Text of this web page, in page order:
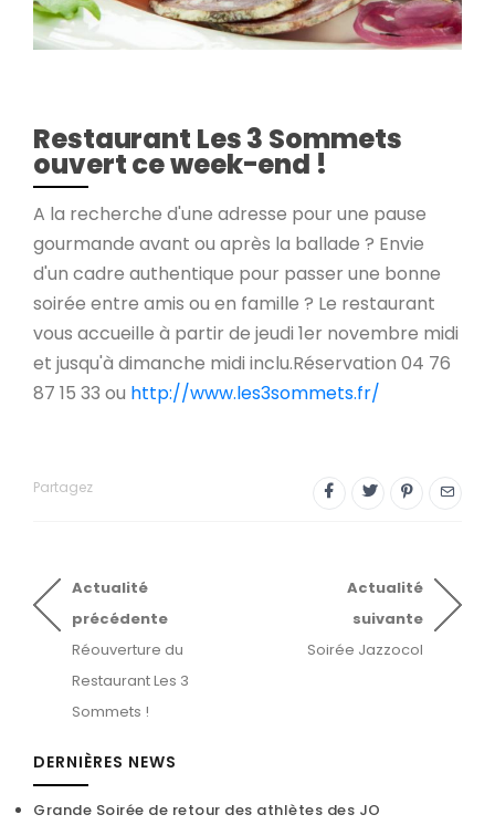
Restaurant Les 3 Sommets
ouvert ce week-end !
A la recherche d'une adresse pour une pause
gourmande avant ou après la ballade ? Envie
d'un cadre authentique pour passer une bonne
soirée entre amis ou en famille ? Le restaurant
vous accueille à partir de jeudi 1er novembre midi
et jusqu'à dimanche midi inclu.Réservation 04 76
87 15 33 ou http://www.les3sommets.fr/
Partagez
Actualité
précédente
Réouverture du
Restaurant Les 3
Sommets !
Actualité
suivante
Soirée Jazzocol
DERNIÈRES NEWS
Grande Soirée de retour des athlètes des JO